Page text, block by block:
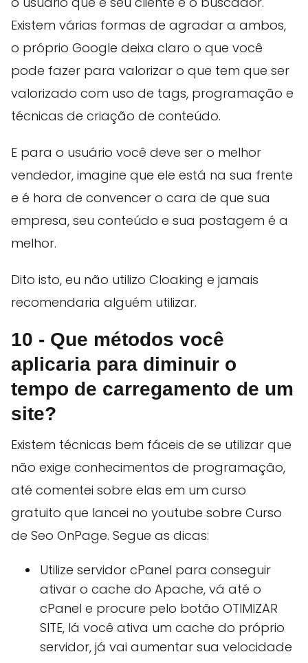
Existem várias formas de agradar a ambos,
o próprio Google deixa claro o que você
pode fazer para valorizar o que tem que ser
valorizado com uso de tags, programação e
técnicas de criação de conteúdo.
E para o usuário você deve ser o melhor
vendedor, imagine que ele está na sua frente
e é hora de convencer o cara de que sua
empresa, seu conteúdo e sua postagem é a
melhor.
Dito isto, eu não utilizo Cloaking e jamais
recomendaria alguém utilizar.
10 - Que métodos você
aplicaria para diminuir o
tempo de carregamento de um
site?
Existem técnicas bem fáceis de se utilizar que
não exige conhecimentos de programação,
até comentei sobre elas em um curso
gratuito que lancei no youtube sobre Curso
de Seo OnPage. Segue as dicas:
Utilize servidor cPanel para conseguir
ativar o cache do Apache, vá até o
cPanel e procure pelo botão OTIMIZAR
SITE, lá você ativa um cache do próprio
servidor, já vai aumentar sua velocidade